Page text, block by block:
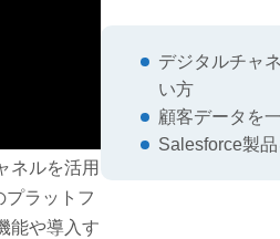
ネルを活用
プラットフ
能や導入す
デジタルチャ
い方
顧客データを
Salesforce製